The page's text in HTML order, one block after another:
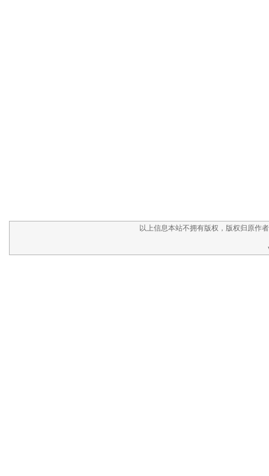
以上信息本站不拥有版权，版权归原作